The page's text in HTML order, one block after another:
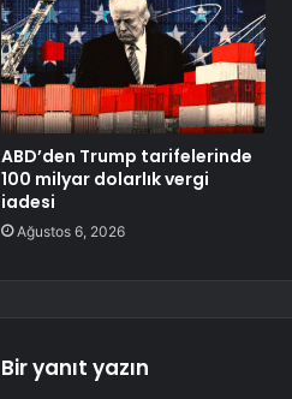
ABD’den Trump tarifelerinde
100 milyar dolarlık vergi
iadesi
Ağustos 6, 2026
Bir yanıt yazın